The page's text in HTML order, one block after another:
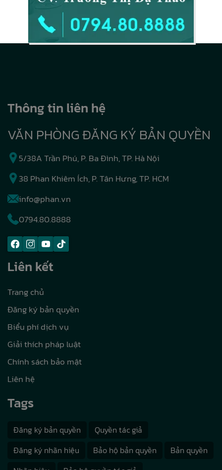
Thông tin liên hệ
VĂN PHÒNG ĐĂNG KÝ BẢN QUYỀN
5/38A Trần Phú, P. Ba Đình, TP. Hà Nội
38 Phan Khiêm Ích, P. Tân Hưng, TP. HCM
info@phan.vn
0794.80.8888
Liên kết
Trang chủ
Đăng ký bản quyền
Biểu phí dịch vụ
Giải thích pháp luật
Chính sách bảo mật
Liên hệ
Tags
Đăng ký bản quyền
Quyền tác giả
Đăng ký nhãn hiệu
Bảo hộ bản quyền
Bản quyền